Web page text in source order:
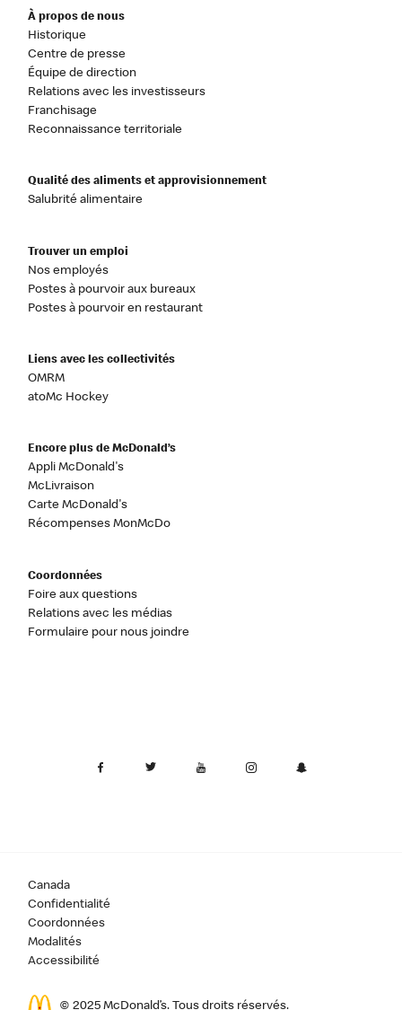
À propos de nous
Historique
Centre de presse
Équipe de direction
Relations avec les investisseurs
Franchisage
Reconnaissance territoriale
Qualité des aliments et approvisionnement
Salubrité alimentaire
Trouver un emploi
Nos employés
Postes à pourvoir aux bureaux
Postes à pourvoir en restaurant
Liens avec les collectivités
OMRM
atoMc Hockey
Encore plus de McDonald’s
Appli McDonald's
McLivraison
Carte McDonald's
Récompenses MonMcDo
Coordonnées
Foire aux questions
Relations avec les médias
Formulaire pour nous joindre
Canada
Confidentialité
Coordonnées
Modalités
Accessibilité
© 2025 McDonald’s. Tous droits réservés.